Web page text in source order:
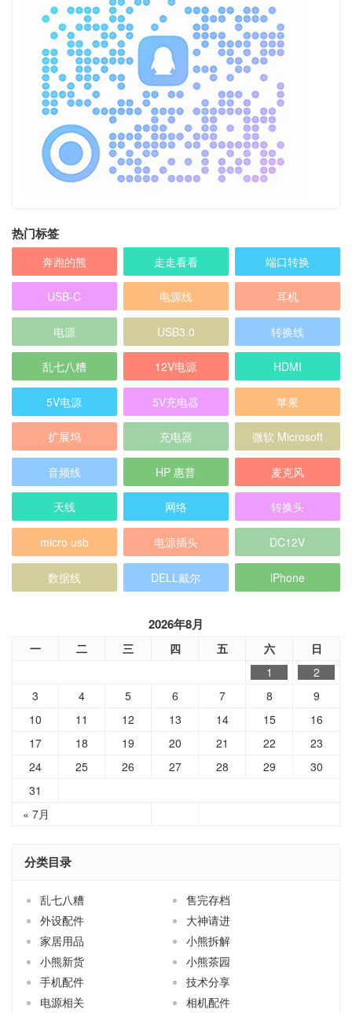
热门标签
奔跑的熊 走走看看 端口转换
USB-C 电源线 耳机
电源 USB3.0 转换线
乱七八糟 12V电源 HDMI
5V电源 5V充电器 苹果
扩展坞 充电器 微软 Microsoft
音频线 HP 惠普 麦克风
天线 网络 转换头
micro usb 电源插头 DC12V
数据线 DELL戴尔 iPhone
2026年8月
一 二 三 四 五 六 日
« 7月
1
2
3
4 5 6 7 8
9
10
11 12 13 14 15
16
17
18 19 20 21 22
23
24
25 26 27 28 29
30
31
分类目录
乱七八糟
售完存档
外设配件
大神请进
家居用品
小熊拆解
小熊新货
小熊茶园
手机配件
技术分享
电源相关
相机配件